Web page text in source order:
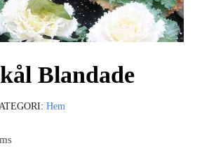
Blandade
Hem